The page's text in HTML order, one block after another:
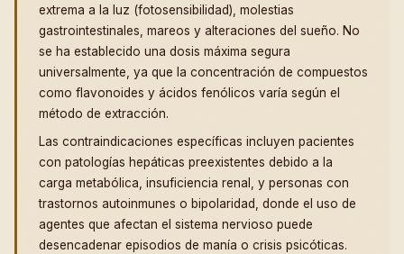
extrema a la luz (fotosensibilidad), molestias
gastrointestinales, mareos y alteraciones del sueño. No
se ha establecido una dosis máxima segura
universalmente, ya que la concentración de compuestos
como flavonoides y ácidos fenólicos varía según el
método de extracción.
Las contraindicaciones específicas incluyen pacientes
con patologías hepáticas preexistentes debido a la
carga metabólica, insuficiencia renal, y personas con
trastornos autoinmunes o bipolaridad, donde el uso de
agentes que afectan el sistema nervioso puede
desencadenar episodios de manía o crisis psicóticas.